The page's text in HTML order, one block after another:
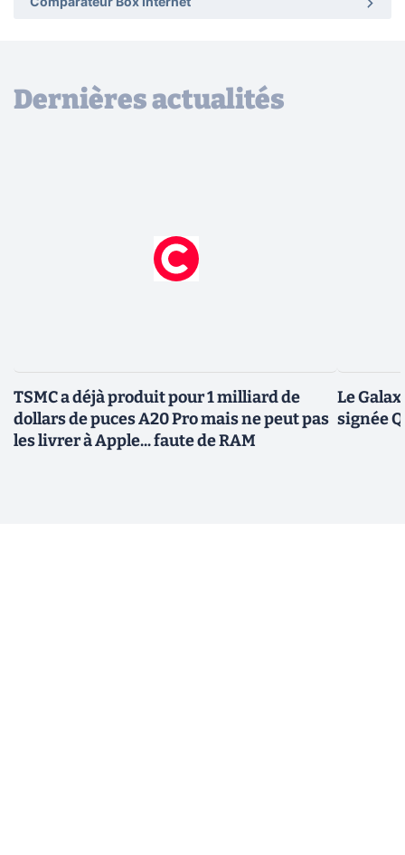
Comparateur Box Internet
Dernières actualités
TSMC a déjà produit pour 1 milliard de
dollars de puces A20 Pro mais ne peut pas
les livrer à Apple... faute de RAM
Le
signée